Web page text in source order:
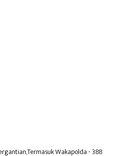
Wakapolda- 388